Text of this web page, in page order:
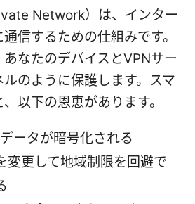
Network）は、インター
信するための仕組みです。
なたのデバイスとVPNサー
のように保護します。スマ
以下の恩恵があります。
ータが暗号化される
変更して地域制限を回避で